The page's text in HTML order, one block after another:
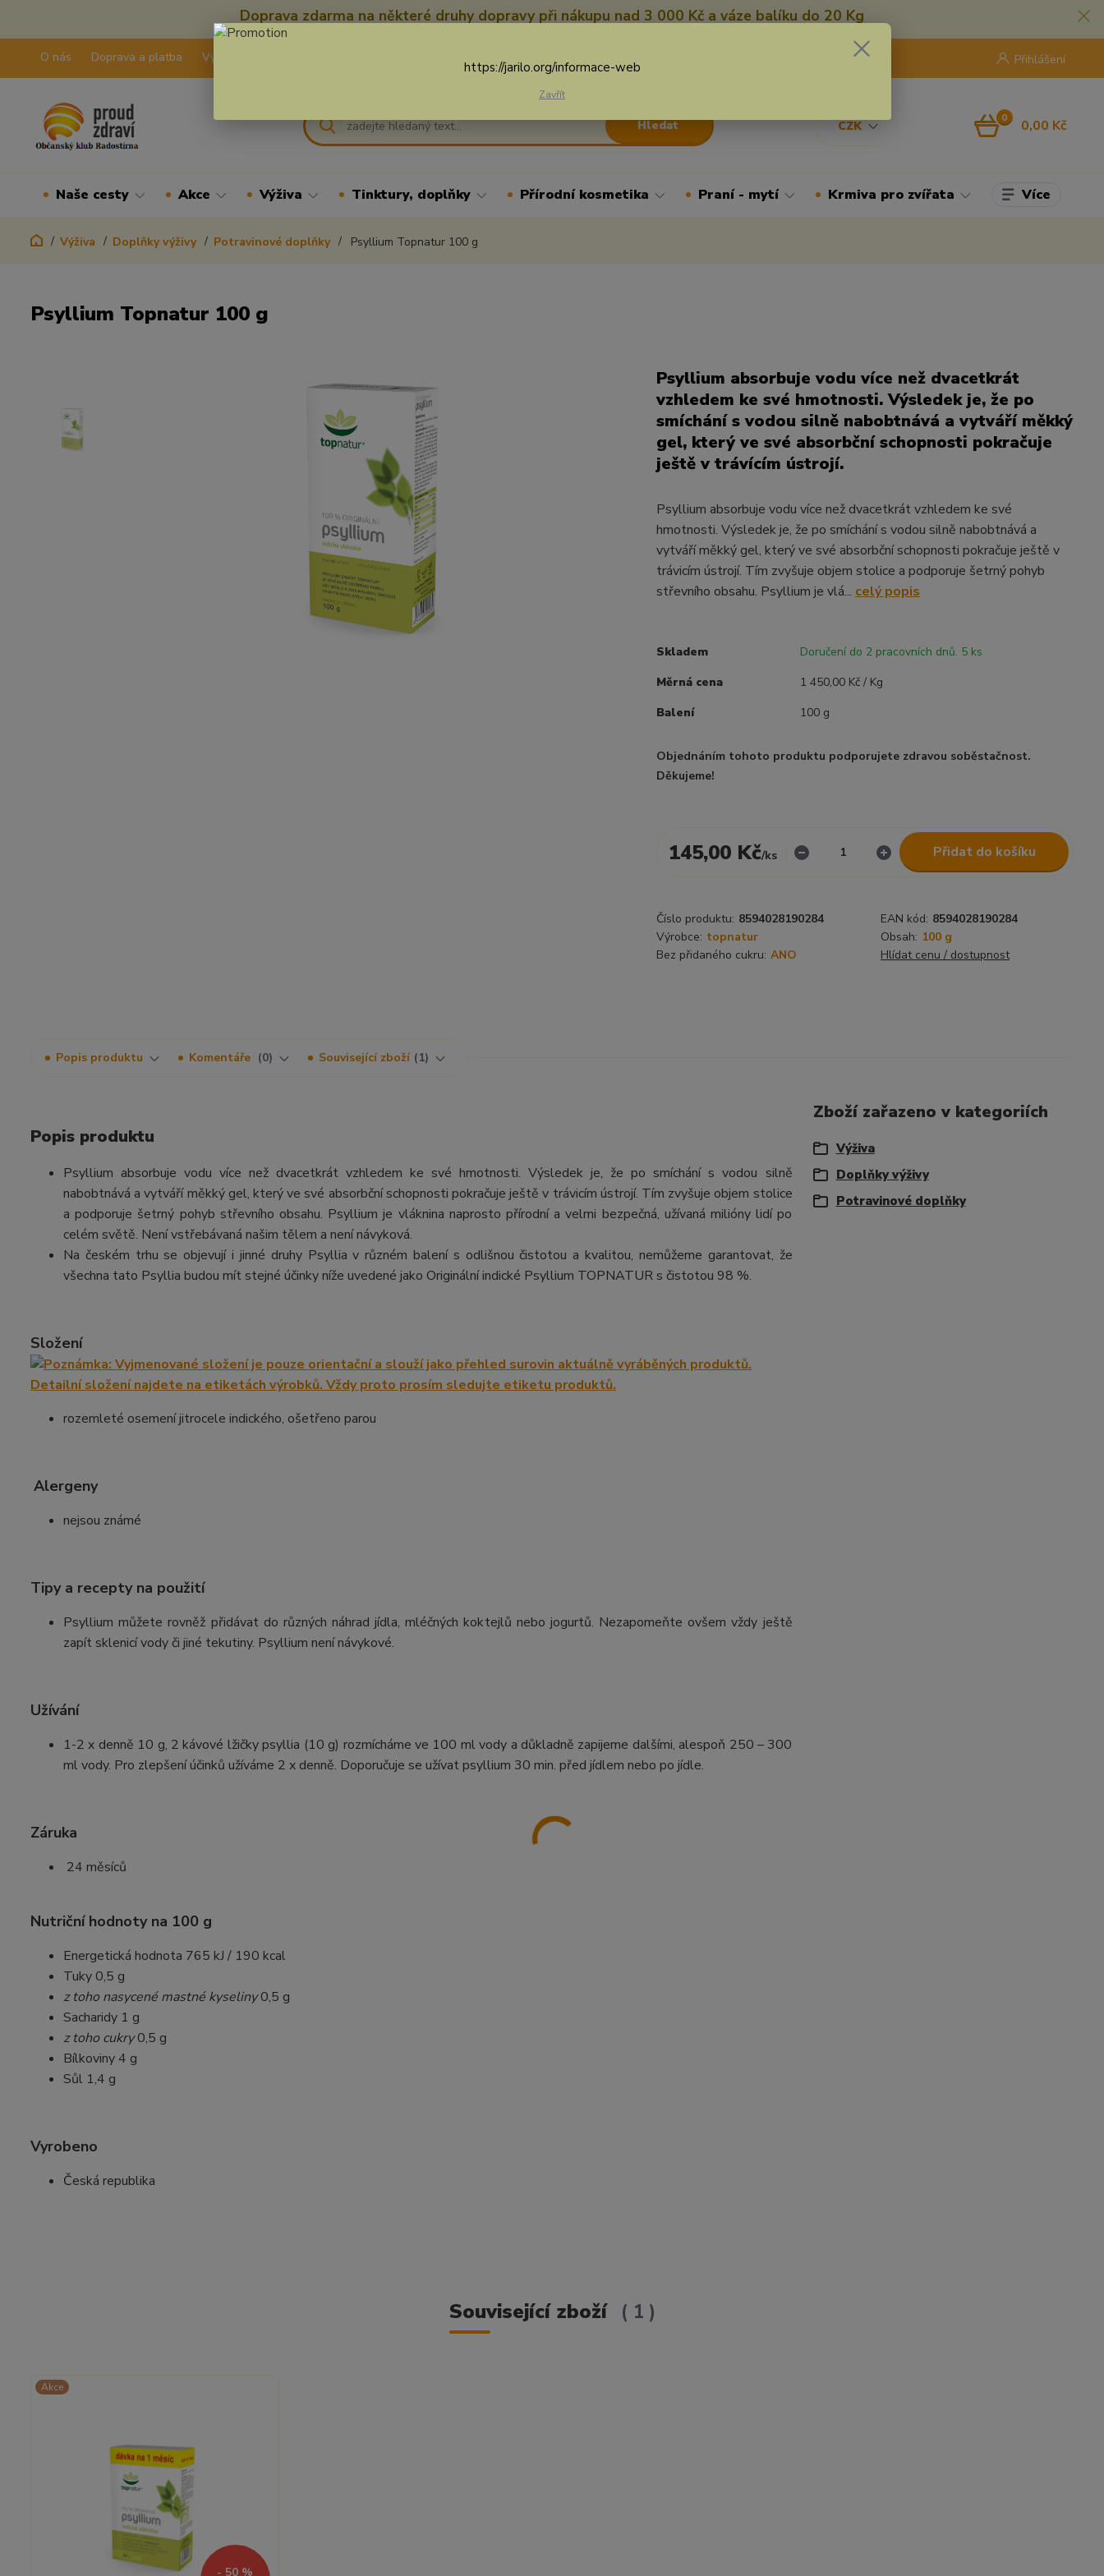
Doprava zdarma na některé druhy dopravy při nákupu nad 3 000 Kč a váze balíku do 20 Kg
O nás Doprava a platba Výdejní pravidla
CZK
Přihlášení
Hledat
8:00 - 16:30
0 0,00 Kč
Naše cesty Akce Výživa Tinktury, doplňky Přírodní kosmetika Praní - mytí Krmiva pro zvířata Více
Výživa Doplňky výživy Potravinové doplňky Psyllium Topnatur 100 g
Psyllium Topnatur 100 g
Psyllium absorbuje vodu více než dvacetkrát
vzhledem ke své hmotnosti. Výsledek je, že po
smíchání s vodou silně nabobtnává a vytváří měkký
gel, který ve své absorbční schopnosti pokračuje
ještě v trávícím ústrojí.
Psyllium absorbuje vodu více než dvacetkrát vzhledem ke své
hmotnosti. Výsledek je, že po smíchání s vodou silně nabobtnává a
vytváří měkký gel, který ve své absorbční schopnosti pokračuje ještě v
trávicím ústrojí. Tím zvyšuje objem stolice a podporuje šetrný pohyb
střevního obsahu. Psyllium je vlá... celý popis
Skladem
Doručení do 2 pracovních dnů. 5 ks
Měrná cena
1 450,00 Kč / Kg
Balení
100 g
Objednáním tohoto produktu podporujete zdravou soběstačnost.
Děkujeme!
145,00 Kč/ks Přidat do košíku
Číslo produktu: 8594028190284 EAN kód: 8594028190284
Výrobce: topnatur Obsah: 100 g
Bez přidaného cukru: ANO Hlídat cenu / dostupnost
Popis produktu Komentáře 0 Související zboží 1
Popis produktu
Psyllium absorbuje vodu více než dvacetkrát vzhledem ke své hmotnosti. Výsledek je, že po smíchání s vodou silně
nabobtnává a vytváří měkký gel, který ve své absorbční schopnosti pokračuje ještě v trávicím ústrojí. Tím zvyšuje objem stolice
a podporuje šetrný pohyb střevního obsahu. Psyllium je vláknina naprosto přírodní a velmi bezpečná, užívaná milióny lidí po
celém světě. Není vstřebávaná našim tělem a není návyková.
Na českém trhu se objevují i jinné druhy Psyllia v různém balení s odlišnou čistotou a kvalitou, nemůžeme garantovat, že
všechna tato Psyllia budou mít stejné účinky níže uvedené jako Originální indické Psyllium TOPNATUR s čistotou 98 %.
Složení
rozemleté osemení jitrocele indického, ošetřeno parou
Alergeny
nejsou známé
Tipy a recepty na použití
Psyllium můžete rovněž přidávat do různých náhrad jídla, mléčných koktejlů nebo jogurtů. Nezapomeňte ovšem vždy ještě
zapít sklenicí vody či jiné tekutiny. Psyllium není návykové.
Užívání
1-2 x denně 10 g, 2 kávové lžičky psyllia (10 g) rozmícháme ve 100 ml vody a důkladně zapijeme dalšími, alespoň 250 – 300
ml vody. Pro zlepšení účinků užíváme 2 x denně. Doporučuje se užívat psyllium 30 min. před jídlem nebo po jídle.
Záruka
24 měsíců
Nutriční hodnoty na 100 g
Energetická hodnota 765 kJ / 190 kcal
Tuky 0,5 g
z toho nasycené mastné kyseliny0,5 g
Sacharidy 1 g
z toho cukry0,5 g
Bílkoviny 4 g
Sůl 1,4 g
Vyrobeno
Česká republika
Zboží zařazeno v kategoriích
Výživa
Doplňky výživy
Potravinové doplňky
Související zboží 1
Akce
- 50 %
https://jarilo.org/informace-web
Zavřít